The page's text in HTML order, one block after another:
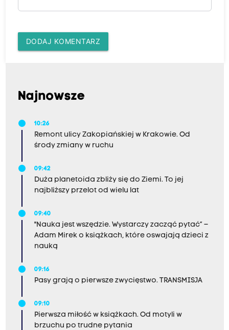
DODAJ KOMENTARZ
Najnowsze
10:26
Remont ulicy Zakopiańskiej w Krakowie. Od
środy zmiany w ruchu
09:42
Duża planetoida zbliży się do Ziemi. To jej
najbliższy przelot od wielu lat
09:40
"Nauka jest wszędzie. Wystarczy zacząć pytać” –
Adam Mirek o książkach, które oswajają dzieci z
nauką
09:16
Pasy grają o pierwsze zwycięstwo. TRANSMISJA
09:10
Pierwsza miłość w książkach. Od motyli w
brzuchu po trudne pytania